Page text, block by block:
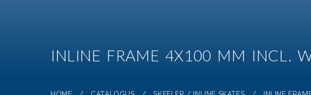
INLINE FRAME 4X100 MM INCL.